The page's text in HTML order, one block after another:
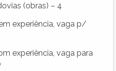
(obras) – 4
experiência, vaga p/
experiência, vaga para